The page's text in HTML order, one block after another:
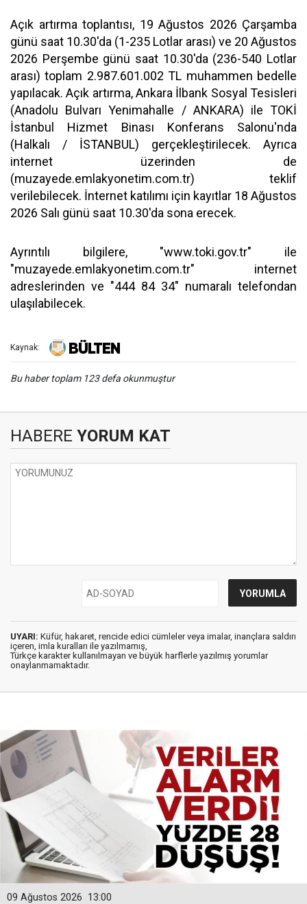
Açık artırma toplantısı, 19 Ağustos 2026 Çarşamba
günü saat 10.30'da (1-235 Lotlar arası) ve 20 Ağustos
2026 Perşembe günü saat 10.30'da (236-540 Lotlar
arası) toplam 2.987.601.002 TL muhammen bedelle
yapılacak. Açık artırma, Ankara İlbank Sosyal Tesisleri
(Anadolu Bulvarı Yenimahalle / ANKARA) ile TOKİ
İstanbul Hizmet Binası Konferans Salonu'nda
(Halkalı / İSTANBUL) gerçekleştirilecek. Ayrıca
internet üzerinden de
(muzayede.emlakyonetim.com.tr) teklif
verilebilecek. İnternet katılımı için kayıtlar 18 Ağustos
2026 Salı günü saat 10.30'da sona erecek.
Ayrıntılı bilgilere, "www.toki.gov.tr" ile
"muzayede.emlakyonetim.com.tr" internet
adreslerinden ve "444 84 34" numaralı telefondan
ulaşılabilecek.
Kaynak:
Bu haber toplam 123 defa okunmuştur
HABERE YORUM KAT
UYARI: Küfür, hakaret, rencide edici cümleler veya imalar, inançlara saldırı
içeren, imla kuralları ile yazılmamış,
Türkçe karakter kullanılmayan ve büyük harflerle yazılmış yorumlar
onaylanmamaktadır.
13:00
09 Ağustos 2026